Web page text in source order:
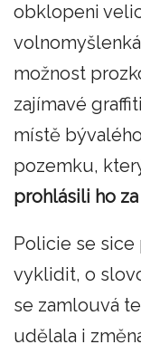
obklopeni
možnost
zajímavé
místě
pozemku,
prohlásili ho
Policie se
vyklidit, o
se zamlouvá
udělala i